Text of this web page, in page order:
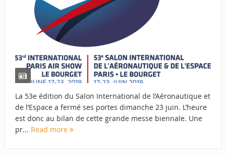
La 53e édition du Salon International de l’Aéronautique et
de l’Espace a fermé ses portes dimanche 23 juin. L’heure
est donc au bilan de cette grande messe biennale. Une
pr... Read more